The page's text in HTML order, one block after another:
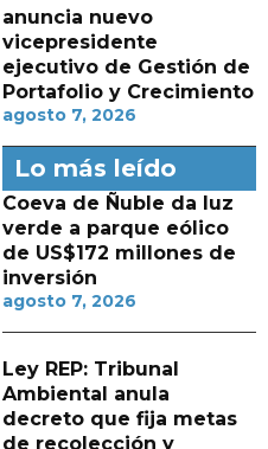
anuncia nuevo
vicepresidente
ejecutivo de Gestión de
Portafolio y Crecimiento
agosto 7, 2026
Lo más leído
Coeva de Ñuble da luz
verde a parque eólico
de US$172 millones de
inversión
agosto 7, 2026
Ley REP: Tribunal
Ambiental anula
decreto que fija metas
de recolección y